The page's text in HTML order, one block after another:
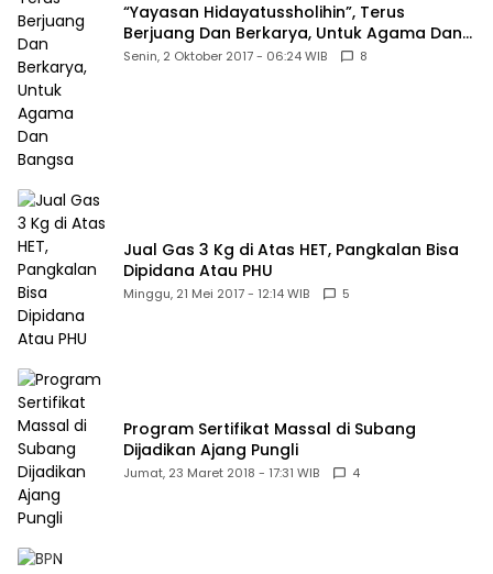
“Yayasan Hidayatussholihin”, Terus
Berjuang Dan Berkarya, Untuk Agama Dan
Bangsa
Senin, 2 Oktober 2017 - 06:24 WIB 8
Jual Gas 3 Kg di Atas HET, Pangkalan Bisa
Dipidana Atau PHU
Minggu, 21 Mei 2017 - 12:14 WIB 5
Program Sertifikat Massal di Subang
Dijadikan Ajang Pungli
Jumat, 23 Maret 2018 - 17:31 WIB 4